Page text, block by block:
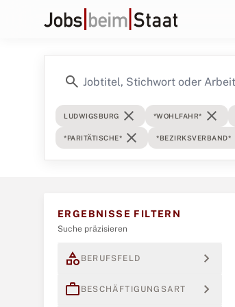
search
LUDWIGSBURG close *WOHLFAHR* close
*PARITÄTISCHE* close *BEZIRKSVERBAND*
ERGEBNISSE FILTERN
Suche präzisieren
category BERUFSFELD expand_more
work BESCHÄFTIGUNGSART expand_more